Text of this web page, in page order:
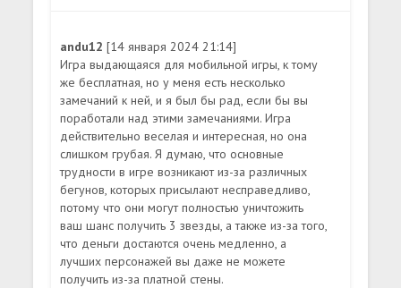
andu12[14 января 2024 21:14]
Игра выдающаяся для мобильной игры, к тому
же бесплатная, но у меня есть несколько
замечаний к ней, и я был бы рад, если бы вы
поработали над этими замечаниями. Игра
действительно веселая и интересная, но она
слишком грубая. Я думаю, что основные
трудности в игре возникают из-за различных
бегунов, которых присылают несправедливо,
потому что они могут полностью уничтожить
ваш шанс получить 3 звезды, а также из-за того,
что деньги достаются очень медленно, а
лучших персонажей вы даже не можете
получить из-за платной стены.